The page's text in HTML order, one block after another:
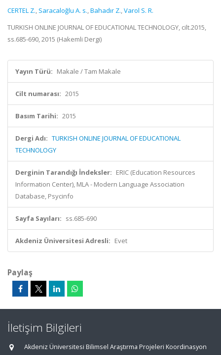
CERTEL Z., Saracaloğlu A. s.,Bahadır Z.,Varol S. R.
TURKISH ONLINE JOURNAL OF EDUCATIONAL TECHNOLOGY, cilt.2015,
ss.685-690, 2015 (Hakemli Dergi)
Yayın Türü: Makale / Tam Makale
Cilt numarası: 2015
Basım Tarihi: 2015
Dergi Adı: TURKISH ONLINE JOURNAL OF EDUCATIONAL
TECHNOLOGY
Derginin Tarandığı İndeksler: ERIC (Education Resources
Information Center), MLA - Modern Language Association
Database, Psycinfo
Sayfa Sayıları: ss.685-690
Akdeniz Üniversitesi Adresli: Evet
Paylaş
İletişim Bilgileri
Akdeniz Üniversitesi Bilimsel Araştırma Projeleri Koordinasyon